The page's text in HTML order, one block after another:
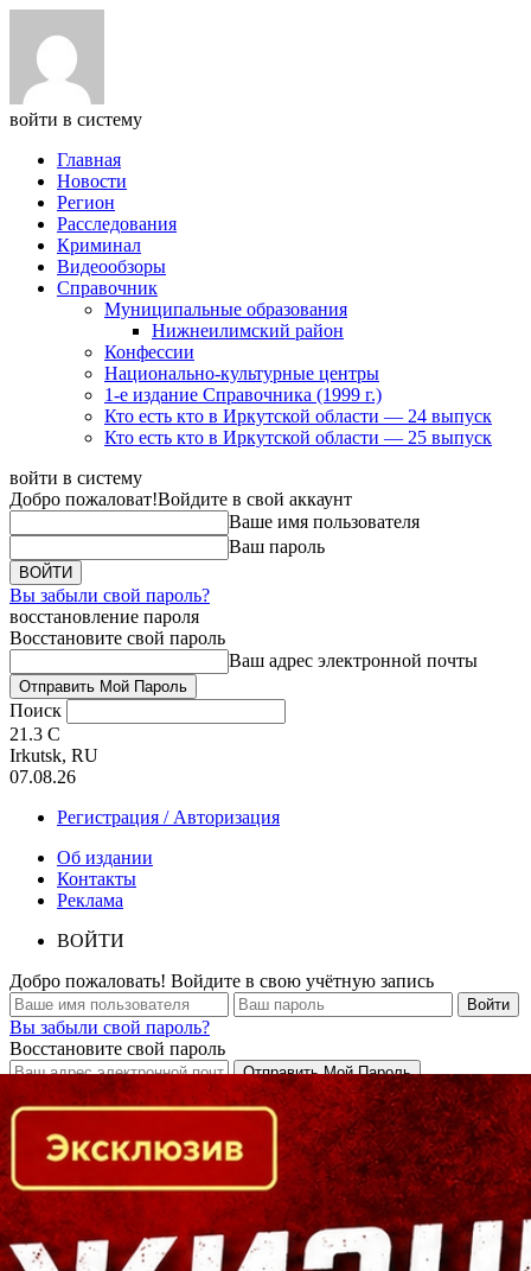
войти в систему
Главная
Новости
Регион
Расследования
Криминал
Видеообзоры
Справочник
Муниципальные образования
Нижнеилимский район
Конфессии
Национально-культурные центры
1-е издание Справочника (1999 г.)
Кто есть кто в Иркутской области — 24 выпуск
Кто есть кто в Иркутской области — 25 выпуск
войти в систему
Добро пожаловат!Войдите в свой аккаунт
Ваше имя пользователя
Ваш пароль
Вы забыли свой пароль?
восстановление пароля
Восстановите свой пароль
Ваш адрес электронной почты
Поиск
21.3 C
Irkutsk, RU
07.08.26
Регистрация / Авторизация
Об издании
Контакты
Реклама
ВОЙТИ
Добро пожаловать! Войдите в свою учётную запись
Вы забыли свой пароль?
Восстановите свой пароль
Кто есть кто в Байкальском регионе